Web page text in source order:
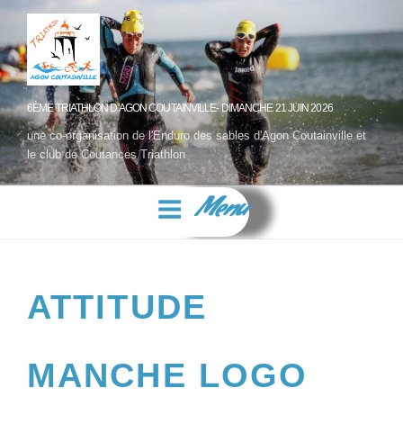
6ÈME TRIATHLON D'AGON COUTAINVILLE- DIMANCHE 21 JUIN 2026
une co-organisation de l'Enduro des sables d'Agon Coutainville et
le club de Coutances Triathlon
Menu
ATTITUDE
MANCHE LOGO